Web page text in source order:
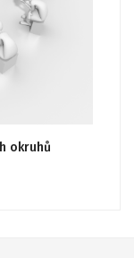
okruhů